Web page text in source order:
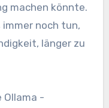
machen könnte.
immer noch tun,
länger zu
Ollama -